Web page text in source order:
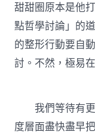
甜甜圈原本是他
點哲學討論」的
的整形行動要自
討。不然，極易
我們等待有更
度層面盡快盡早